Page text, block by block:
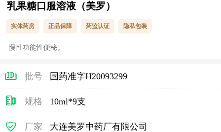
乳果糖口服溶液（美罗）
实体药房 正品保障 药监认证 隐私包装
慢性功能性便秘。
批号 国药准字H20093299
规格 10ml*9支
厂家 大连美罗中药厂有限公司